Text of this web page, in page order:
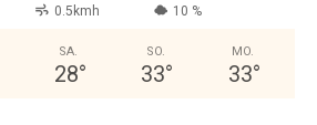
0.5kmh 10 %
SA.
28°
SO.
33°
MO.
33°